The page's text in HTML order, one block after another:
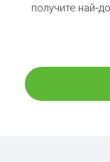
получите най-